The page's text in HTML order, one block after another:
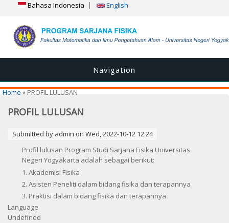
Bahasa Indonesia English
Navigation
You are here
Home » PROFIL LULUSAN
PROFIL LULUSAN
Submitted by admin on Wed, 2022-10-12 12:24
Profil lulusan Program Studi Sarjana Fisika Universitas
Negeri Yogyakarta adalah sebagai berikut:
1. Akademisi Fisika
2. Asisten Peneliti dalam bidang fisika dan terapannya
3. Praktisi dalam bidang fisika dan terapannya
Language
Undefined